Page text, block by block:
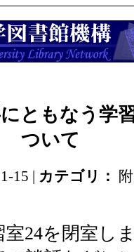
にともなう学
ついて
15 | カテゴリ：
室24を閉室し